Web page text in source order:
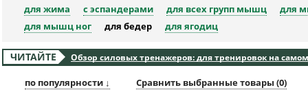
для жима с эспандерами для всех групп мышц
для
для мышц ног
для бедер для ягодиц
ЧИТАЙТЕ Обзор силовых тренажеров: для тренировок на
по популярности ↓ Сравнить выбранные товары (0)